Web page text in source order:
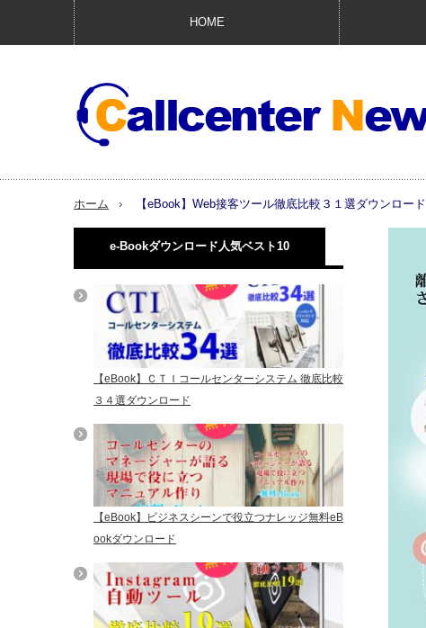
HOME
ホーム 【eBook】Web接客ツール徹底比較３１選ダウンロード
e-Bookダウンロード人気ベスト10
【eBook】ＣＴＩコールセンターシステム 徹底比較
３４選ダウンロード
【eBook】ビジネスシーンで役立つナレッジ無料eB
ookダウンロード